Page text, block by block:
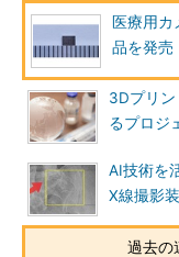
医療用
品を発売
3Dプリ
るプロジ
AI技術を
X線撮影
過去の